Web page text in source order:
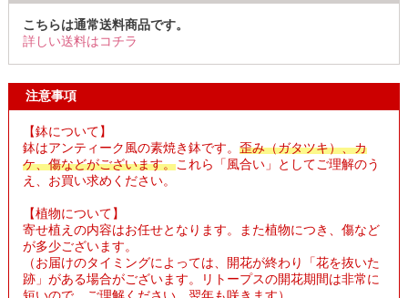
こちらは通常送料商品です。
詳しい送料はコチラ
注意事項
【鉢について】
鉢はアンティーク風の素焼き鉢です。 歪み（ガタツキ）、カ
ケ、傷などがございます。これら「風合い」としてご理解のう
え、お買い求めください。
【植物について】
寄せ植えの内容はお任せとなります。また植物につき、傷など
が多少ございます。
（お届けのタイミングによっては、開花が終わり「花を抜いた
跡」がある場合がございます。リトープスの開花期間は非常に